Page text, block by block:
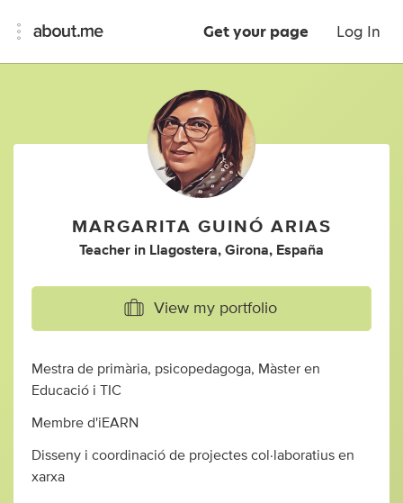
Get your page Log In
MARGARITA GUINÓ ARIAS
Teacher in Llagostera, Girona, España
View my portfolio
Mestra de primària, psicopedagoga, Màster en
Educació i TIC
Membre d'iEARN
Disseny i coordinació de projectes col·laboratius en
xarxa